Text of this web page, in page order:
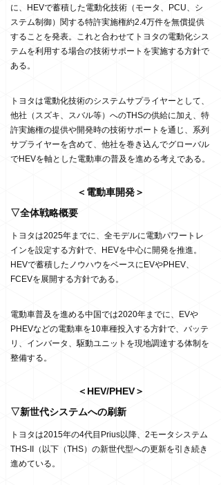
に、HEVで蓄積した電動化技術（モータ、PCU、シ
ステム制御）関する特許実施権約2.4万件を無償提供
することを発表。これと合わせてトヨタの電動化シス
テムを利用する場合の技術サポートを実施する方針で
ある。
トヨタは電動化技術のシステムサプライヤーとして、
他社（スズキ、スバル等）へのTHSの供給に加え、特
許実施権の提供や開発時の技術サポートを通じ、系列
サプライヤーを含めて、他社を巻き込んでグローバル
でHEVを軸とした電動車の普及を進める考えである。
＜電動車開発＞
▽全体戦略概要
トヨタは2025年までに、全モデルに電動パワートレ
インを設定する方針で、HEVを中心に開発を推進。
HEVで蓄積したノウハウをベースにEVやPHEV、
FCEVを展開する方針である。
電動車普及を進める中国では2020年までに、EVや
PHEVなどの電動車を10車種投入する方針で、バッテ
リ、インバータ、駆動ユニットを現地調達する体制を
整備する。
＜HEV/PHEV＞
▽新世代システムへの刷新
トヨタは2015年の4代目Prius以降、2モータシステム
THS-II（以下（THS）の新世代型への更新を引き続き
進めている。